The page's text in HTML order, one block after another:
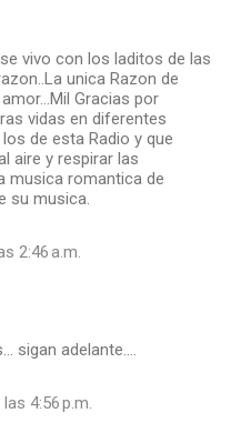
vivo con los laditos de las
unica Razon de
Gracias por
vidas en diferentes
de esta Radio y que
aire y respirar las
musica romantica de
su musica.
2:46 a.m.
sigan adelante....
4:56 p.m.